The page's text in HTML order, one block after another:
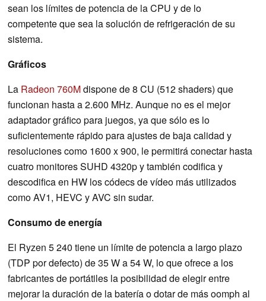
sean los límites de potencia de la CPU y de lo
competente que sea la solución de refrigeración de su
sistema.
Gráficos
La Radeon 760Mdispone de 8 CU (512 shaders) que
funcionan hasta a 2.600 MHz. Aunque no es el mejor
adaptador gráfico para juegos, ya que sólo es lo
suficientemente rápido para ajustes de baja calidad y
resoluciones como 1600 x 900, le permitirá conectar hasta
cuatro monitores SUHD 4320p y también codifica y
descodifica en HW los códecs de vídeo más utilizados
como AV1, HEVC y AVC sin sudar.
Consumo de energía
El Ryzen 5 240 tiene un límite de potencia a largo plazo
(TDP por defecto) de 35 W a 54 W, lo que ofrece a los
fabricantes de portátiles la posibilidad de elegir entre
mejorar la duración de la batería o dotar de más oomph al